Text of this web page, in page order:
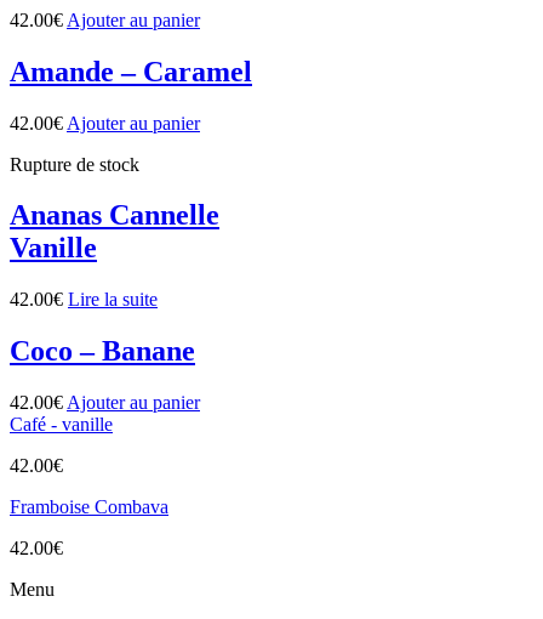
42.00€ Ajouter au panier
Amande – Caramel
42.00€ Ajouter au panier
Rupture de stock
Ananas Cannelle
Vanille
42.00€ Lire la suite
Coco – Banane
42.00€ Ajouter au panier
Café - vanille
42.00€
Framboise Combava
42.00€
Menu